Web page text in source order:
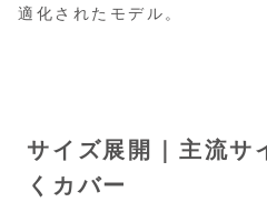
適化されたモデル。
サイズ展開｜主流サ
くカバー